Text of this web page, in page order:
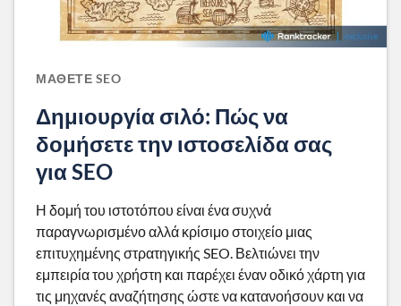
ΜΆΘΕΤΕ SEO
Δημιουργία σιλό: Πώς να
δομήσετε την ιστοσελίδα σας
για SEO
Η δομή του ιστοτόπου είναι ένα συχνά
παραγνωρισμένο αλλά κρίσιμο στοιχείο μιας
επιτυχημένης στρατηγικής SEO. Βελτιώνει την
εμπειρία του χρήστη και παρέχει έναν οδικό χάρτη για
τις μηχανές αναζήτησης ώστε να κατανοήσουν και να